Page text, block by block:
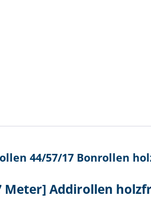
44/57/17 Bonrollen
Meter] Addirollen